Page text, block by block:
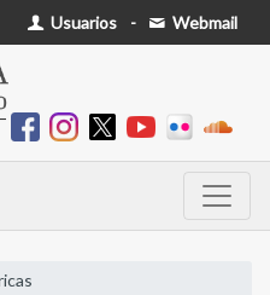
Usuarios - Webmail